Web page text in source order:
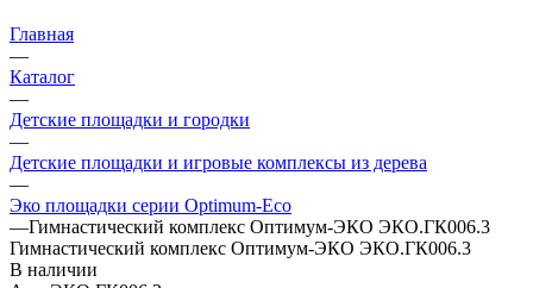
Главная
—
Каталог
—
Детские площадки и городки
—
Детские площадки и игровые комплексы из дерева
—
Эко площадки серии Оptimum-Еco
—Гимнастический комплекс Оптимум-ЭКО ЭКО.ГК006.3
Гимнастический комплекс Оптимум-ЭКО ЭКО.ГК006.3
В наличии